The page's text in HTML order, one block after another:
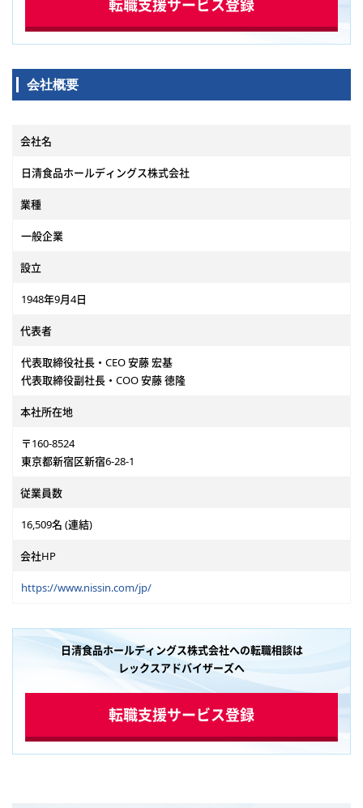
その他
ま
もチー
国際税
上がり
点を
転職支援サービス登録
会社概要
会社名
日清食品ホールディングス株式会社
業種
一般企業
設立
1948年9月4日
代表者
代表取締役社長・CEO 安藤 宏基
代表取締役副社長・COO 安藤 徳隆
本社所在地
〒160-8524
東京都新宿区新宿6-28-1
従業員数
16,509名 (連結)
会社HP
https://www.nissin.com/jp/
日清食品ホールディングス株式会社への転職相談は
レックスアドバイザーズへ
転職支援サービス登録